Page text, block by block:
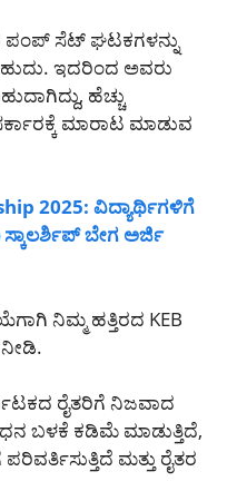
ಪಂಪ್ ಸೆಟ್ ಘಟಕಗಳನ್ನು
ಇದರಿಂದ ಅವರು
ಹೆಚ್ಚು
ಮಾರಾಟ ಮಾಡುವ
2025: ವಿದ್ಯಾರ್ಥಿಗಳಿಗೆ
ಬೇಗ ಅರ್ಜಿ
ನಿಮ್ಮ ಹತ್ತಿರದ KEB
ರೈತರಿಗೆ ನಿಜವಾದ
ಬಳಕೆ ಕಡಿಮೆ ಮಾಡುತ್ತಿದೆ,
ಮತ್ತು ರೈತರ